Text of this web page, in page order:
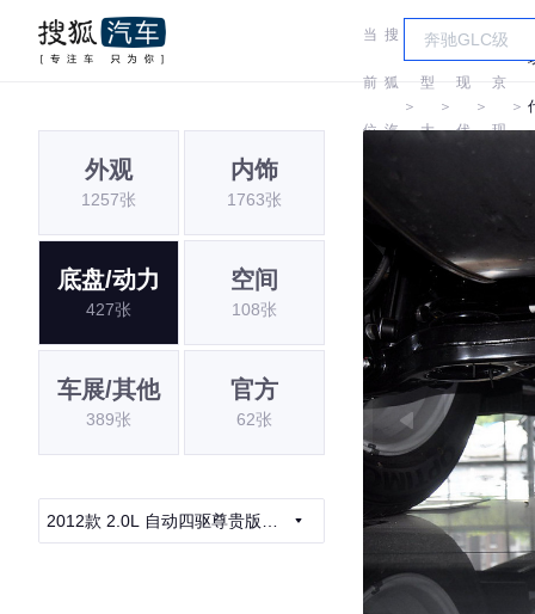
当
前
位
搜
狐
汽
＞
车
型
大
＞
现
代
＞
北
京
现
＞
外观
1257张
内饰
1763张
底盘/动力
427张
空间
108张
车展/其他
389张
官方
62张
2012款 2.0L 自动四驱尊贵版